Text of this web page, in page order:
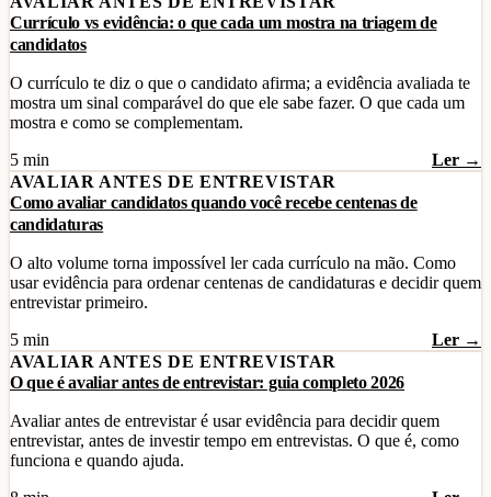
Currículo vs evidência: o que cada um mostra na triagem de
candidatos
O currículo te diz o que o candidato afirma; a evidência avaliada te
mostra um sinal comparável do que ele sabe fazer. O que cada um
mostra e como se complementam.
5 min
Ler →
AVALIAR ANTES DE ENTREVISTAR
Como avaliar candidatos quando você recebe centenas de
candidaturas
O alto volume torna impossível ler cada currículo na mão. Como
usar evidência para ordenar centenas de candidaturas e decidir quem
entrevistar primeiro.
5 min
Ler →
AVALIAR ANTES DE ENTREVISTAR
O que é avaliar antes de entrevistar: guia completo 2026
Avaliar antes de entrevistar é usar evidência para decidir quem
entrevistar, antes de investir tempo em entrevistas. O que é, como
funciona e quando ajuda.